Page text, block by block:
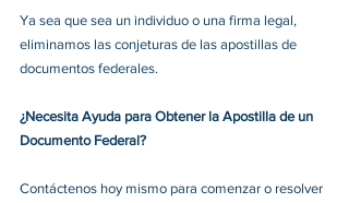
Ya sea que sea un individuo o una firma legal,
eliminamos las conjeturas de las apostillas de
documentos federales.
¿Necesita Ayuda para Obtener la Apostilla de un
Documento Federal?
Contáctenos hoy mismo para comenzar o resolver